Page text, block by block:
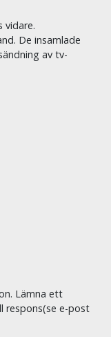
vidare.
De insamlade
av tv-
Lämna ett
respons(se e-post